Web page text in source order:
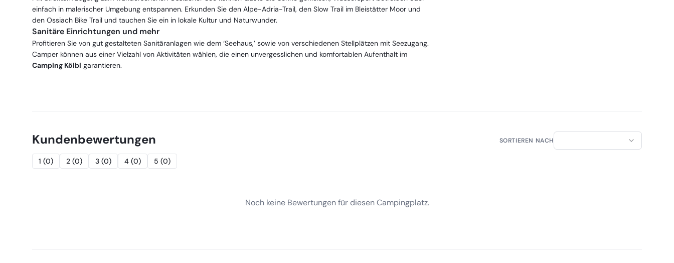
einfach in malerischer Umgebung entspannen. Erkunden Sie den Alpe-Adria-Trail, den Slow Trail im Bleistätter Moor und
den Ossiach Bike Trail und tauchen Sie ein in lokale Kultur und Naturwunder.
Sanitäre Einrichtungen und mehr
Profitieren Sie von gut gestalteten Sanitäranlagen wie dem ‘Seehaus,’ sowie von verschiedenen Stellplätzen mit Seezugang.
Camper können aus einer Vielzahl von Aktivitäten wählen, die einen unvergesslichen und komfortablen Aufenthalt im
Camping Kölbl garantieren.
Kundenbewertungen
1 (0) 2 (0) 3 (0) 4 (0) 5 (0)
SORTIEREN NACH
Noch keine Bewertungen für diesen Campingplatz.